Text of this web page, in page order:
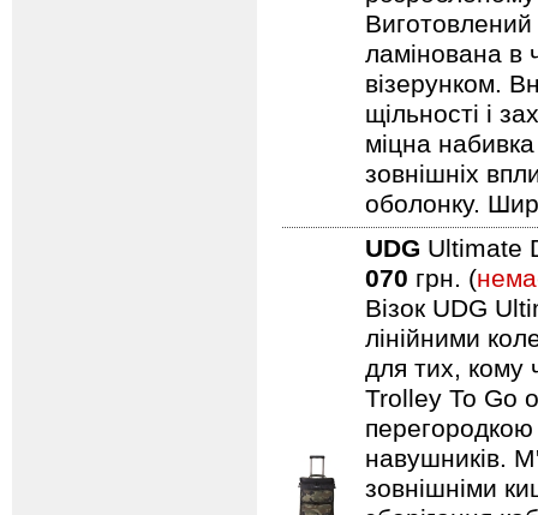
ламінована в
візерунком.
щільності і
міцна
зовнішніх
оболонку.
UDG Ultimate
070 грн. (
Візок UDG
лінійними
для тих, кому
Trolley To Go
перегородкою
навушників.
зовнішніми